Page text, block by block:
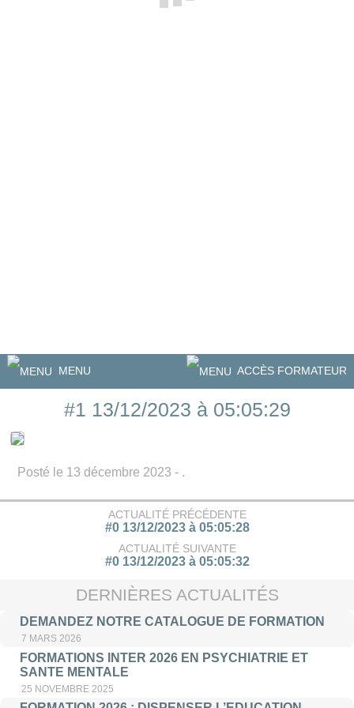
MENU ACCÈS FORMATEUR
#1 13/12/2023 à 05:05:29
Posté le 13 décembre 2023 - .
ACTUALITÉ PRÉCÉDENTE
#0 13/12/2023 à 05:05:28
ACTUALITÉ SUIVANTE
#0 13/12/2023 à 05:05:32
DERNIÈRES ACTUALITÉS
DEMANDEZ NOTRE CATALOGUE DE FORMATION
7 MARS 2026
FORMATIONS INTER 2026 EN PSYCHIATRIE ET
SANTE MENTALE
25 NOVEMBRE 2025